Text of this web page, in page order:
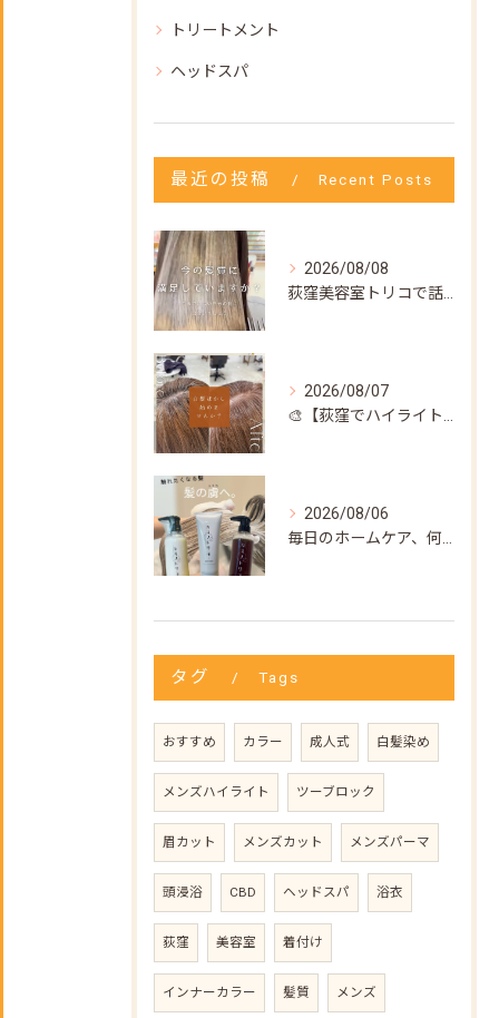
トリートメント
ヘッドスパ
最近の投稿 Recent Posts
2026/08/08
荻窪美容室トリコで話題の【髪質改善ストレート】✨
2026/08/07
🎨【荻窪でハイライト・カラーなら美容室トリコ】にお任せくださ...
2026/08/06
毎日のホームケア、何を使えばいいか迷ってない？🌿
タグ Tags
おすすめ カラー 成人式 白髪染め
メンズハイライト ツーブロック
眉カット メンズカット メンズパーマ
頭浸浴 CBD ヘッドスパ 浴衣
荻窪 美容室 着付け
インナーカラー 髪質 メンズ